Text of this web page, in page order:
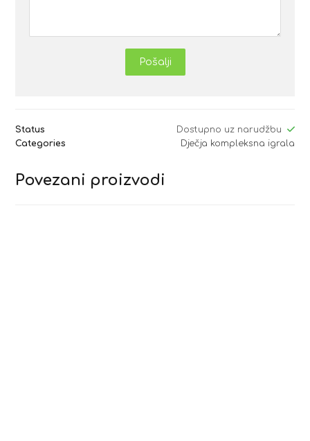
Pošalji
Status
Dostupno uz narudžbu
Categories
Dječja kompleksna igrala
Povezani proizvodi